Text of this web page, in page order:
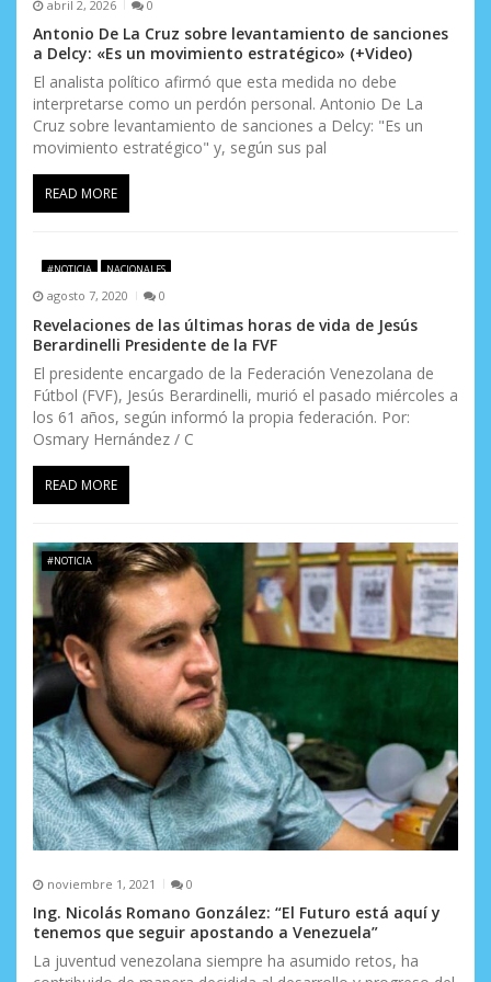
abril 2, 2026 0
Antonio De La Cruz sobre levantamiento de sanciones
a Delcy: «Es un movimiento estratégico» (+Video)
El analista político afirmó que esta medida no debe
interpretarse como un perdón personal. Antonio De La
Cruz sobre levantamiento de sanciones a Delcy: "Es un
movimiento estratégico" y, según sus pal
READ MORE
#NOTICIA NACIONALES
agosto 7, 2020 0
Revelaciones de las últimas horas de vida de Jesús
Berardinelli Presidente de la FVF
El presidente encargado de la Federación Venezolana de
Fútbol (FVF), Jesús Berardinelli, murió el pasado miércoles a
los 61 años, según informó la propia federación. Por:
Osmary Hernández / C
READ MORE
#NOTICIA
noviembre 1, 2021 0
Ing. Nicolás Romano González: “El Futuro está aquí y
tenemos que seguir apostando a Venezuela”
La juventud venezolana siempre ha asumido retos, ha